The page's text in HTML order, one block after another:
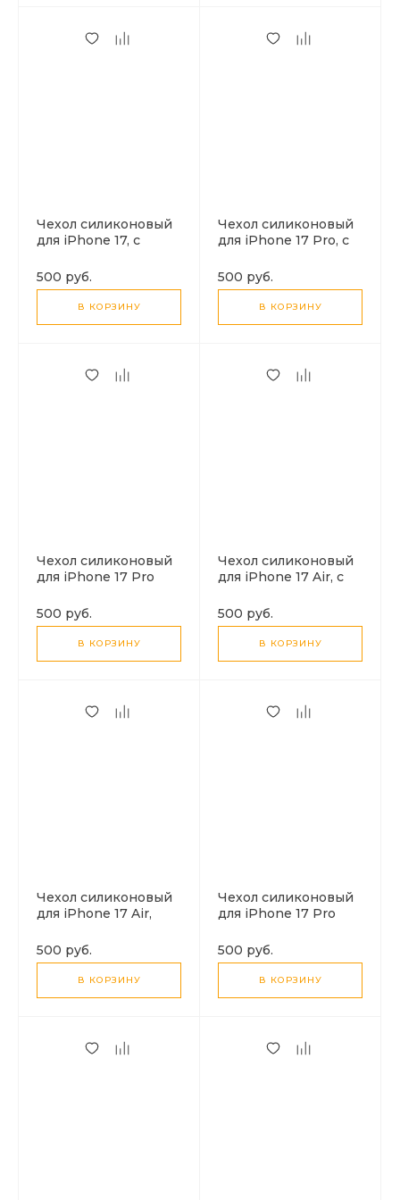
Чехол силиконовый
для iPhone 17, с
CASE, прозрачный
500 руб.
В КОРЗИНУ
Чехол силиконовый
для iPhone 17 Pro, с
CASE, прозрачный
500 руб.
В КОРЗИНУ
Чехол силиконовый
для iPhone 17 Pro
камеры, X-CASE,
прозрачный
500 руб.
В КОРЗИНУ
Чехол силиконовый
для iPhone 17 Air, с
CASE, прозрачный
500 руб.
В КОРЗИНУ
Чехол силиконовый
для iPhone 17 Air,
защитой камеры, X-
CASE, прозрачный
500 руб.
В КОРЗИНУ
Чехол силиконовый
для iPhone 17 Pro
с защитой камеры, X-
CASE, прозрачный
500 руб.
В КОРЗИНУ